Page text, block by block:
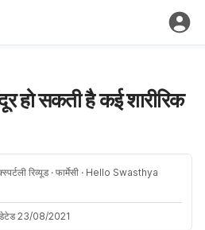
हो सकती है कई शारीरिक
रिव्यूड · फार्मेसी · Hello Swasthya
23/08/2021